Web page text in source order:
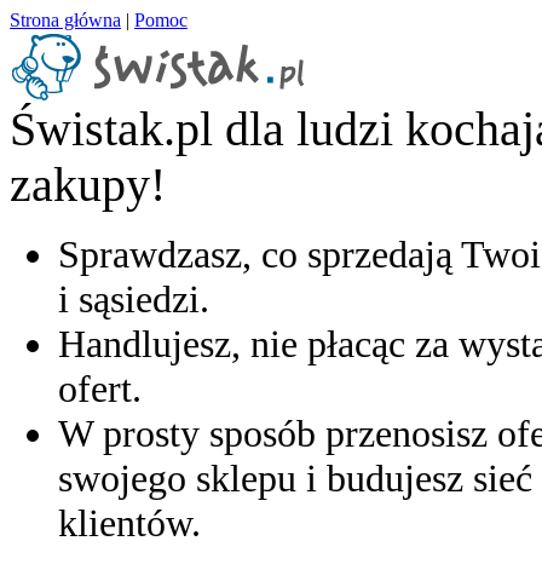
Strona główna | Pomoc
Świstak.pl dla ludzi
zakupy!
Sprawdzasz, co sprzedają
i sąsiedzi.
Handlujesz, nie płacąc za
ofert.
W prosty sposób przenosisz
swojego sklepu i budujesz sieć
klientów.